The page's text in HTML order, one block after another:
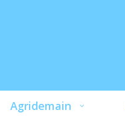
Agridemain